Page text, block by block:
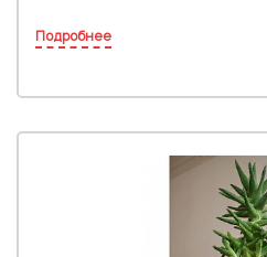
Подробнее